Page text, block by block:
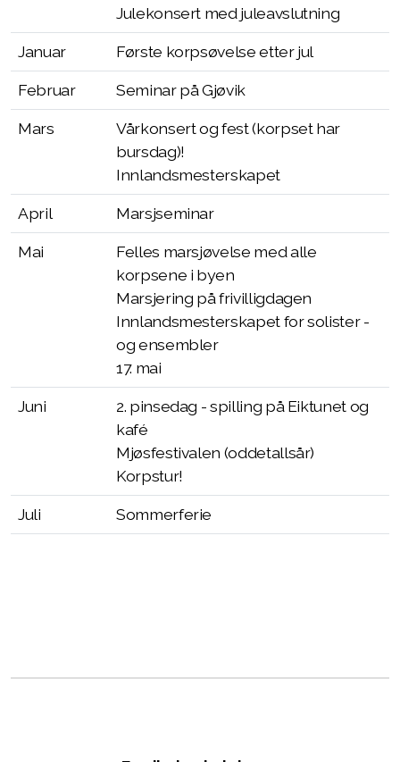
Julekonsert med juleavslutning
Januar Første korpsøvelse etter jul
Februar Seminar på Gjøvik
Mars
Vårkonsert og fest (korpset har
bursdag)!
Innlandsmesterskapet
April Marsjseminar
Mai
Felles marsjøvelse med alle
korpsene i byen
Marsjering på frivilligdagen
Innlandsmesterskapet for solister -
og ensembler
17. mai
Juni
2. pinsedag - spilling på Eiktunet og
kafé
Mjøsfestivalen (oddetallsår)
Korpstur!
Juli Sommerferie